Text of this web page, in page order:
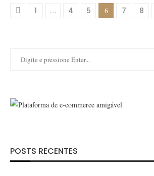
1 … 4 5 6 7 8
POSTS RECENTES